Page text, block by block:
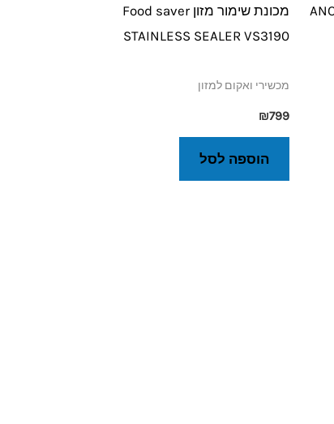
מכונת שימור מזון Food saver
STAINLESS SEALER VS3190
מכשירי ואקום למזון
₪799
הוספה לסל